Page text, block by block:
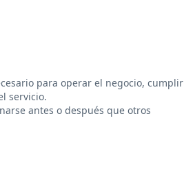
para operar el negocio, cumplir
servicio.
antes o después que otros